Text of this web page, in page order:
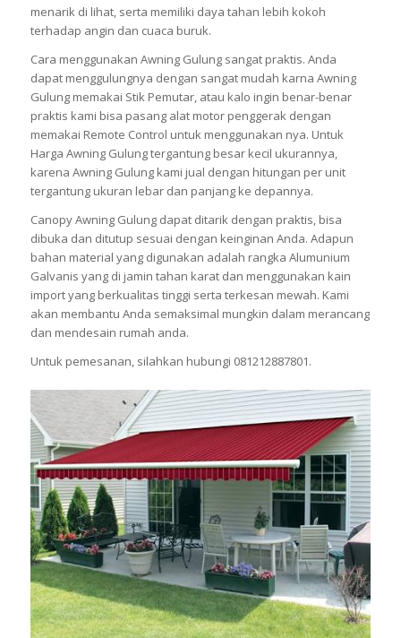
menarik di lihat, serta memiliki daya tahan lebih kokoh
terhadap angin dan cuaca buruk.
Cara menggunakan Awning Gulung sangat praktis. Anda
dapat menggulungnya dengan sangat mudah karna Awning
Gulung memakai Stik Pemutar, atau kalo ingin benar-benar
praktis kami bisa pasang alat motor penggerak dengan
memakai Remote Control untuk menggunakan nya. Untuk
Harga Awning Gulung tergantung besar kecil ukurannya,
karena Awning Gulung kami jual dengan hitungan per unit
tergantung ukuran lebar dan panjang ke depannya.
Canopy Awning Gulung dapat ditarik dengan praktis, bisa
dibuka dan ditutup sesuai dengan keinginan Anda. Adapun
bahan material yang digunakan adalah rangka Alumunium
Galvanis yang di jamin tahan karat dan menggunakan kain
import yang berkualitas tinggi serta terkesan mewah. Kami
akan membantu Anda semaksimal mungkin dalam merancang
dan mendesain rumah anda.
Untuk pemesanan, silahkan hubungi 081212887801.